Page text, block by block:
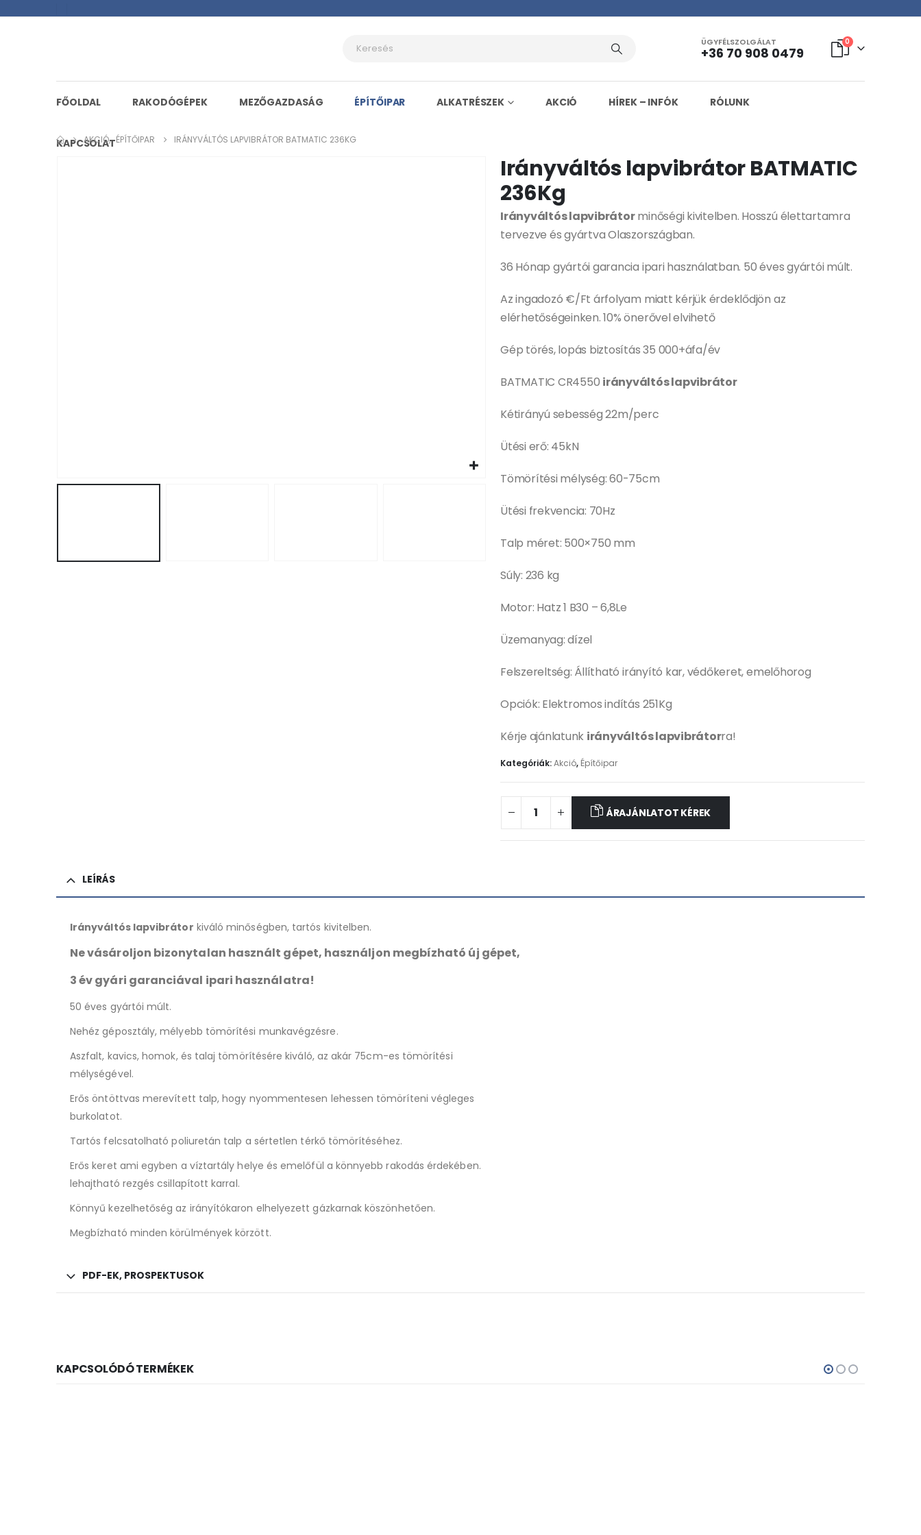
ÜGYFÉLSZOLGÁLAT
+36 70 908 0479
0
FŐOLDAL RAKODÓGÉPEK MEZŐGAZDASÁG ÉPÍTŐIPAR ALKATRÉSZEK AKCIÓ HÍREK – INFÓK RÓLUNK
KAPCSOLAT
AKCIÓ, ÉPÍTŐIPAR IRÁNYVÁLTÓS LAPVIBRÁTOR BATMATIC 236KG
Irányváltós lapvibrátor BATMATIC
236Kg
Irányváltós lapvibrátorminőségi kivitelben. Hosszú élettartamra
tervezve és gyártva Olaszországban.
36 Hónap gyártói garancia ipari használatban. 50 éves gyártói múlt.
Az ingadozó €/Ft árfolyam miatt kérjük érdeklődjön az
elérhetőségeinken. 10% önerővel elvihető
Gép törés, lopás biztosítás 35 000+áfa/év
BATMATIC CR4550 irányváltós lapvibrátor
Kétirányú sebesség 22m/perc
Ütési erő: 45kN
Tömörítési mélység: 60-75cm
Ütési frekvencia: 70Hz
Talp méret: 500×750 mm
Súly: 236 kg
Motor: Hatz 1 B30 – 6,8Le
Üzemanyag: dízel
Felszereltség: Állítható irányító kar, védőkeret, emelőhorog
Opciók: Elektromos indítás 251Kg
Kérje ajánlatunk irányváltós lapvibrátorra!
Kategóriák:Akció, Építőipar
ÁRAJÁNLATOT KÉREK
LEÍRÁS
Irányváltós lapvibrátor kiváló minőségben, tartós kivitelben.
Ne vásároljon bizonytalan használt gépet, használjon megbízható új gépet,
3 év gyári garanciával ipari használatra!
50 éves gyártói múlt.
Nehéz géposztály, mélyebb tömörítési munkavégzésre.
Aszfalt, kavics, homok, és talaj tömörítésére kiváló, az akár 75cm-es tömörítési
mélységével.
Erős öntöttvas merevített talp, hogy nyommentesen lehessen tömöríteni végleges
burkolatot.
Tartós felcsatolható poliuretán talp a sértetlen térkő tömörítéséhez.
Erős keret ami egyben a víztartály helye és emelőfül a könnyebb rakodás érdekében.
lehajtható rezgés csillapított karral.
Könnyű kezelhetőség az irányítókaron elhelyezett gázkarnak köszönhetően.
Megbízható minden körülmények körzött.
PDF-EK, PROSPEKTUSOK
KAPCSOLÓDÓ TERMÉKEK